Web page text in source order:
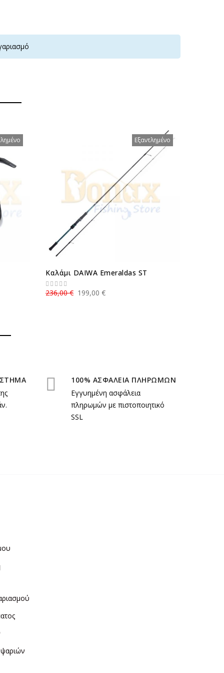
Εξαντλημένο
Καλάμι DAIWA Emeraldas ST
199,00 €
236,00 €
100% ΑΣΦΑΛΕΙΑ ΠΛΗΡΩΜΩΝ
Εγγυημένη ασφάλεια
πληρωμών με πιστοποιητικό
SSL